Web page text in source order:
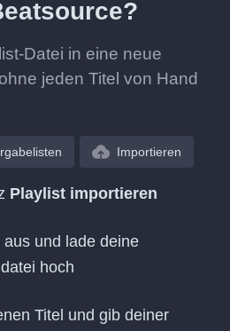
Datei in eine neue
jeden Titel von Hand
Importieren
Playlist importieren
aus und lade deine
hoch
Titel und gib deiner